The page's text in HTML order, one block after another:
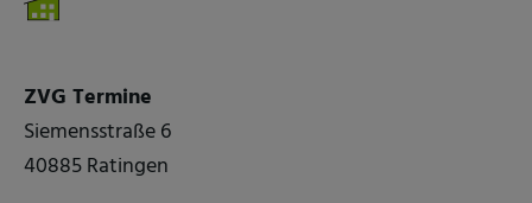
ZVG Termine
Siemensstraße 6
40885 Ratingen